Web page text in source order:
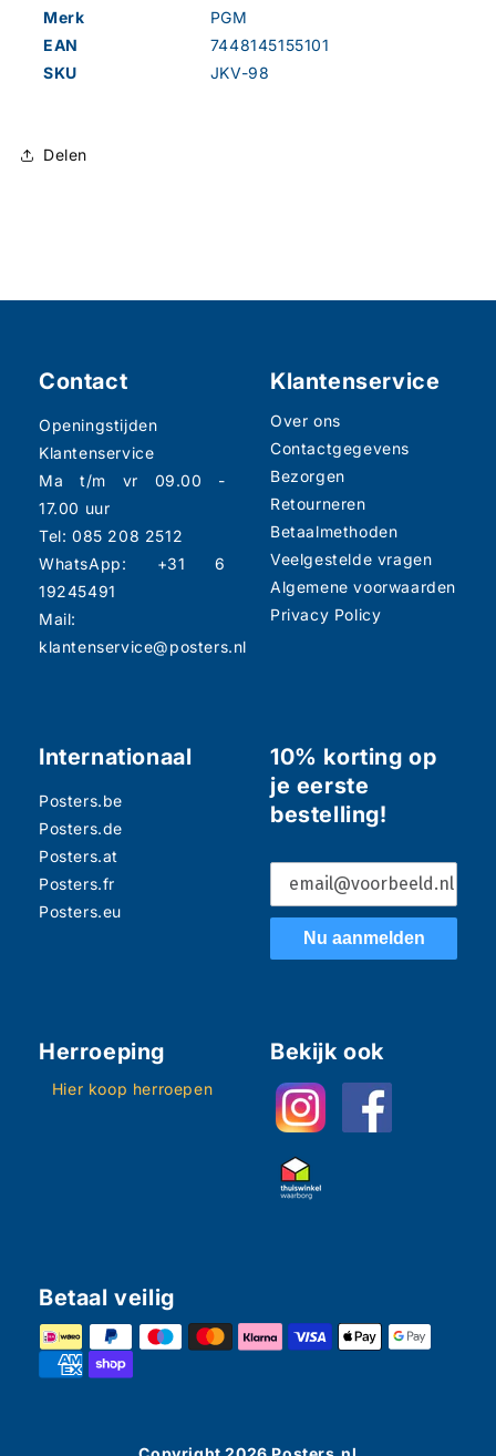
Merk
PGM
EAN
7448145155101
SKU
JKV-98
Delen
Contact
Openingstijden
Klantenservice
Ma t/m vr 09.00 -
17.00 uur
Tel: 085 208 2512
WhatsApp: +31 6
19245491
Mail:
klantenservice@posters.nl
Klantenservice
Over ons
Contactgegevens
Bezorgen
Retourneren
Betaalmethoden
Veelgestelde vragen
Algemene voorwaarden
Privacy Policy
Internationaal
Posters.be
Posters.de
Posters.at
Posters.fr
Posters.eu
10% korting op
je eerste
bestelling!
Nu aanmelden
Herroeping
Hier koop herroepen
Bekijk ook
Betaal veilig